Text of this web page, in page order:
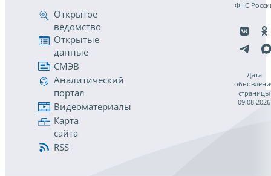
Открытое
ведомство
Открытые
данные
СМЭВ
Аналитический
портал
Видеоматериалы
Карта
сайта
RSS
ФНС
Дата
страницы
09.08.2026